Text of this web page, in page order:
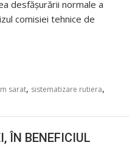
desfășurării normale a
comisiei tehnice de
sarat, sistematizare rutiera,
ÎN BENEFICIUL